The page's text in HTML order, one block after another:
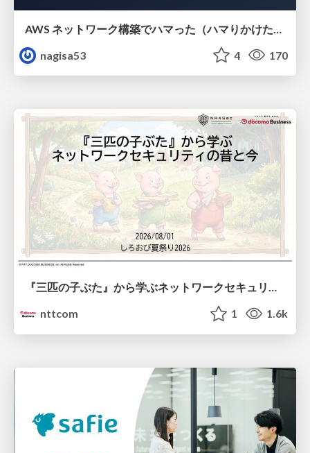
nagisa53
4 170
『三匹の子ぶた』から学ぶネットワークセキュリティの昔と今 / Network Security: Then and Now Through the Lens of The Three Little Pigs
nttcom
1 1.6k